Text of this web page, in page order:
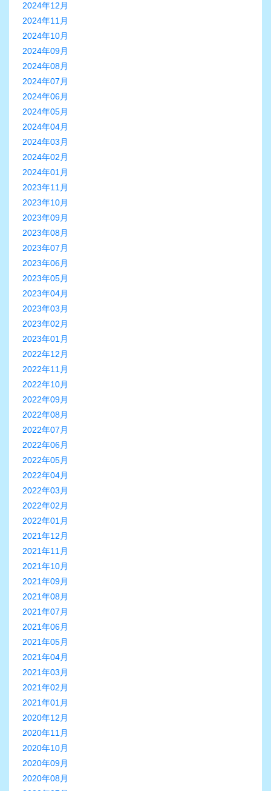
2024年12月
2024年11月
2024年10月
2024年09月
2024年08月
2024年07月
2024年06月
2024年05月
2024年04月
2024年03月
2024年02月
2024年01月
2023年11月
2023年10月
2023年09月
2023年08月
2023年07月
2023年06月
2023年05月
2023年04月
2023年03月
2023年02月
2023年01月
2022年12月
2022年11月
2022年10月
2022年09月
2022年08月
2022年07月
2022年06月
2022年05月
2022年04月
2022年03月
2022年02月
2022年01月
2021年12月
2021年11月
2021年10月
2021年09月
2021年08月
2021年07月
2021年06月
2021年05月
2021年04月
2021年03月
2021年02月
2021年01月
2020年12月
2020年11月
2020年10月
2020年09月
2020年08月